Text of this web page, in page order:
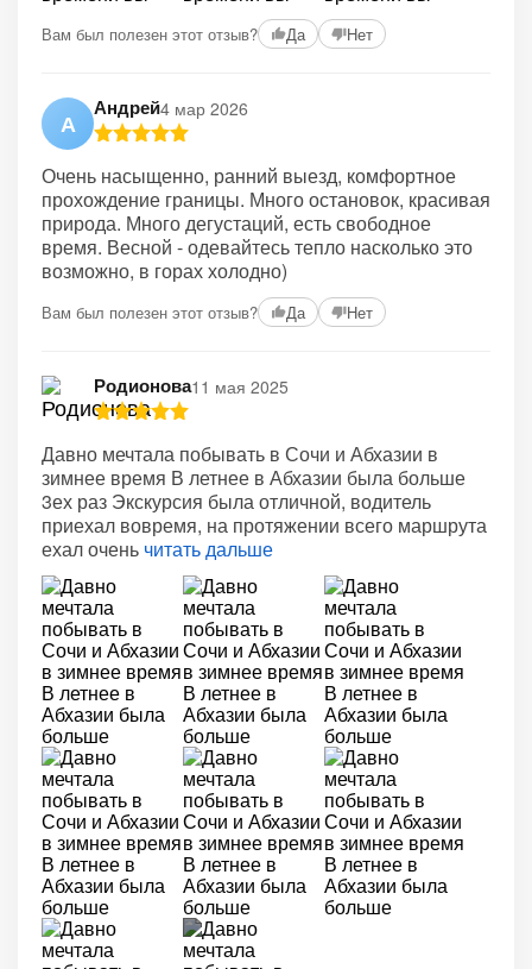
Вам был полезен этот отзыв? Да Нет
А
Андрей4 мар 2026
Очень насыщенно, ранний выезд, комфортное
прохождение границы. Много остановок, красивая
природа. Много дегустаций, есть свободное
время. Весной - одевайтесь тепло насколько это
возможно, в горах холодно)
Вам был полезен этот отзыв? Да Нет
Родионова11 мая 2025
Давно мечтала побывать в Сочи и Абхазии в
зимнее время В летнее в Абхазии была больше
3ех раз Экскурсия была отличной, водитель
приехал вовремя, на протяжении всего маршрута
ехал очень читать дальше